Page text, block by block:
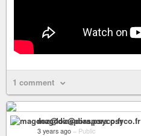
1 comment
magdoz@diaspora.psyco.fr
3 years ago – Public